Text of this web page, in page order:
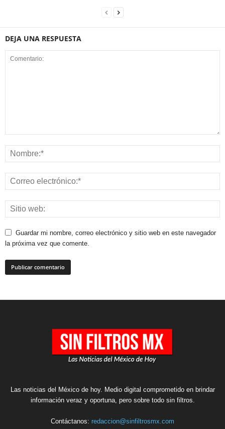
DEJA UNA RESPUESTA
Guardar mi nombre, correo electrónico y sitio web en este navegador
la próxima vez que comente.
Las noticias del México de hoy. Medio digital comprometido en brindar
información veraz y oportuna, pero sobre todo sin filtros.
Contáctanos: redaccion@sinfiltrosmx.com